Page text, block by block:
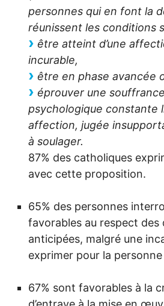
personnes qui en font la
réunissent les conditions
être atteint d’une
incurable,
être en phase avancée
éprouver une
psychologique constante
affection, jugée
à soulager.
87% des catholiques
avec cette proposition.
65% des personnes
favorables au respect des
anticipées, malgré une
exprimer pour la
67% sont favorables à la